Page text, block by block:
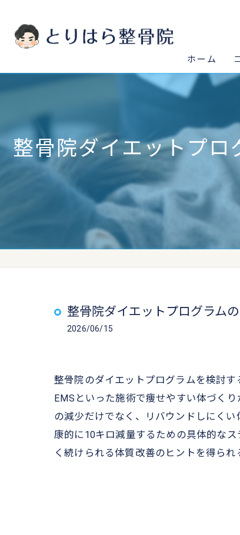
ホーム
整骨院ダイエットプロ
整骨院ダイエットプログラム
2026/06/15
整骨院のダイエットプログラムを検討
EMSといった施術で痩せやすい体づく
の減少だけでなく、リバウンドしにく
康的に10キロ減量するための具体的な
く続けられる体質改善のヒントを得られ